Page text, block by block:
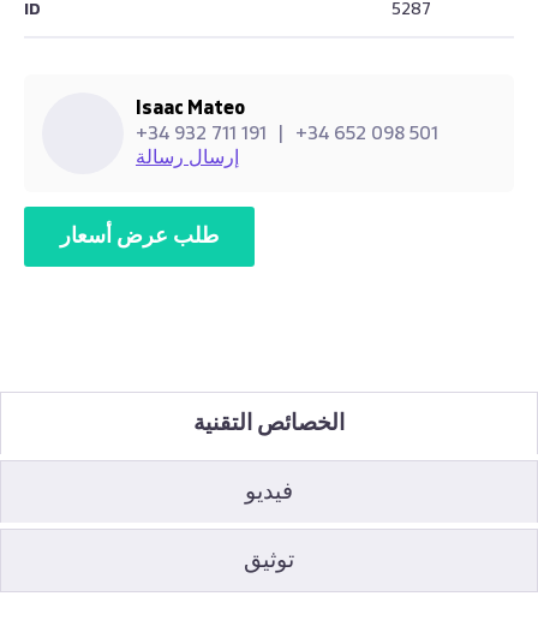
ID 5287
Isaac Mateo
+34 932 711 191
+34 652 098 501
إرسال رسالة
طلب عرض أسعار
الخصائص التقنية
فيديو
توثيق